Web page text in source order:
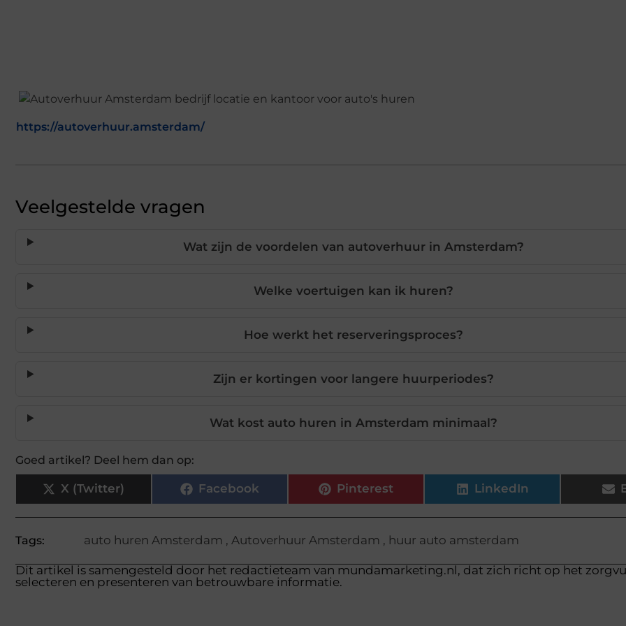
https://autoverhuur.amsterdam/
Veelgestelde vragen
Wat zijn de voordelen van autoverhuur in Amsterdam?
Welke voertuigen kan ik huren?
Hoe werkt het reserveringsproces?
Zijn er kortingen voor langere huurperiodes?
Wat kost auto huren in Amsterdam minimaal?
Goed artikel? Deel hem dan op:
X (Twitter) Facebook Pinterest LinkedIn
Tags: auto huren Amsterdam , Autoverhuur Amsterdam , huur auto amsterdam
Dit artikel is samengesteld door het redactieteam van mundamarketing.nl, dat zich richt op het
selecteren en presenteren van betrouwbare informatie.